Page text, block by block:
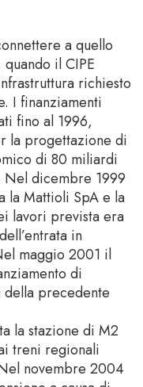
a quello
il CIPE
richiesto
I finanziamenti
fino al 1996,
la progettazione di
di 80 miliardi
Nel dicembre 1999
la Mattioli SpA e la
lavori prevista era
in
maggio 2001 il
di
precedente
la stazione di M2
treni regionali
novembre 2004